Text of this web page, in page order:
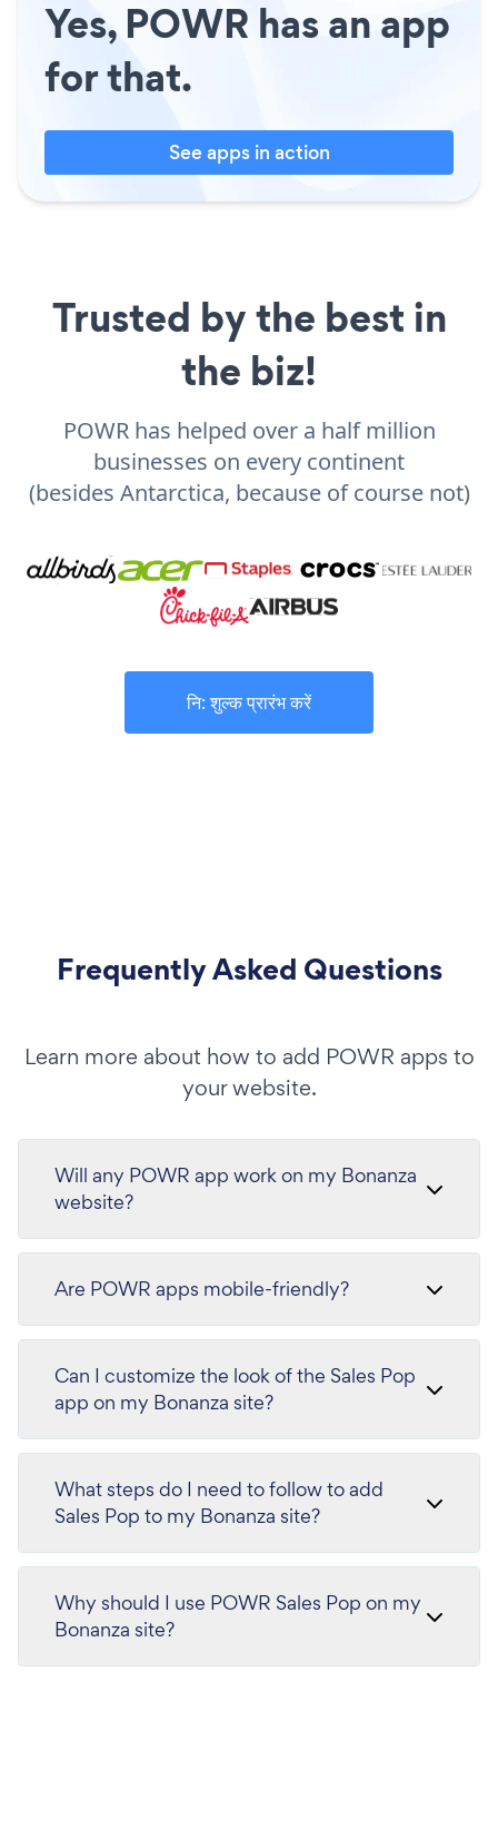
Yes, POWR has an app
for that.
See apps in action
Trusted by the best in
the biz!
POWR has helped over a half million
businesses on every continent
(besides Antarctica, because of course not)
नि: शुल्क प्रारंभ करें
Frequently Asked Questions
Learn more about how to add POWR apps to
your website.
Will any POWR app work on my Bonanza
website?
Are POWR apps mobile-friendly?
Can I customize the look of the Sales Pop
app on my Bonanza site?
What steps do I need to follow to add
Sales Pop to my Bonanza site?
Why should I use POWR Sales Pop on my
Bonanza site?